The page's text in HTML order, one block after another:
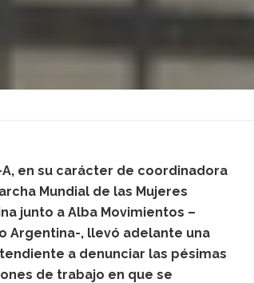
A, en su carácter de coordinadora
Mundial de las Mujeres
junto a Alba Movimientos –
Argentina-, llevó adelante una
a denunciar las pésimas
de trabajo en que se